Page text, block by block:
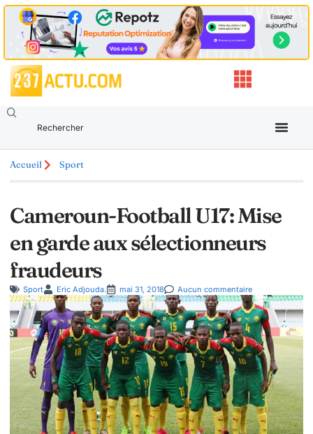
Accueil Sport
Cameroun-Football U17: Mise
en garde aux sélectionneurs
fraudeurs
Sport Eric Adjouda. mai 31, 2018 Aucun commentaire